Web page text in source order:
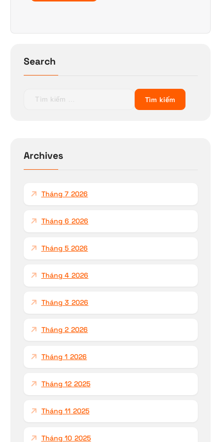
Search
ế
m
Archives
Tháng 7 2026
Tháng 6 2026
Tháng 5 2026
Tháng 4 2026
Tháng 3 2026
Tháng 2 2026
Tháng 1 2026
Tháng 12 2025
Tháng 11 2025
Tháng 10 2025